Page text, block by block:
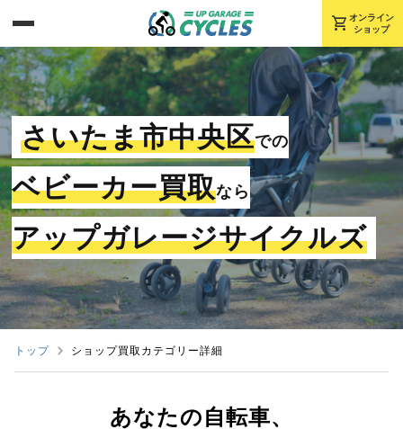
shopping_cart オンライン
ショップ
さいたま市中央区での
ベビーカー買取なら
アップガレージサイクルズ
トップ ショップ買取カテゴリー詳細
あなたの自転車、